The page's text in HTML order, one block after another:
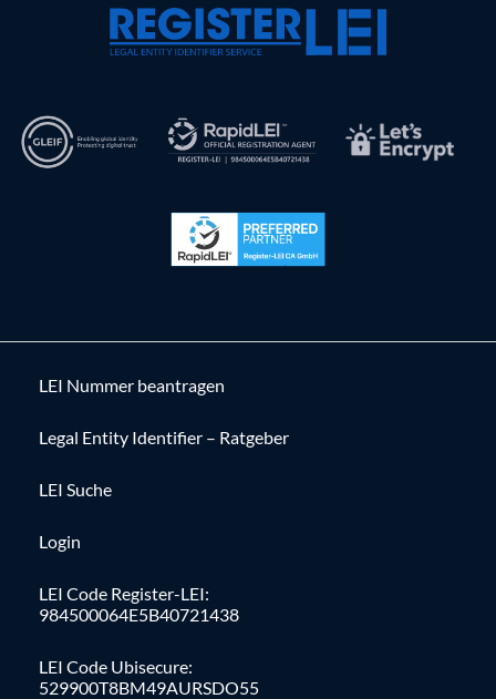
LEI Nummer beantragen
Legal Entity Identifier – Ratgeber
LEI Suche
Login
LEI Code Register-LEI:
984500064E5B40721438
LEI Code Ubisecure:
529900T8BM49AURSDO55